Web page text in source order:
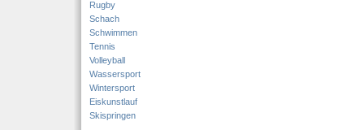
Rugby
Schach
Schwimmen
Tennis
Volleyball
Wassersport
Wintersport
Eiskunstlauf
Skispringen